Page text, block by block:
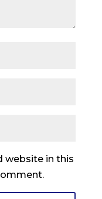
website in this